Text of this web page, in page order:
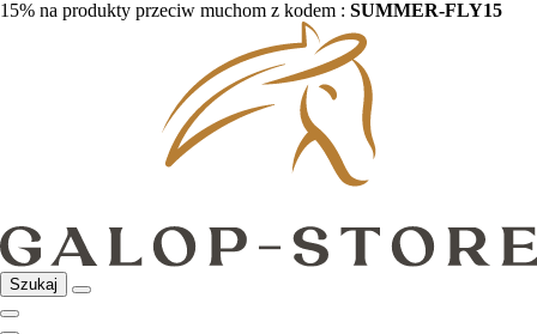
15% na produkty przeciw muchom z kodem : SUMMER-FLY15
Szukaj